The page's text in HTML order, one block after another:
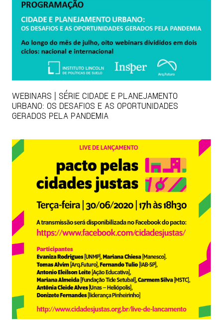
WEBINARS | SÉRIE CIDADE E PLANEJAMENTO
URBANO: OS DESAFIOS E AS OPORTUNIDADES
GERADOS PELA PANDEMIA